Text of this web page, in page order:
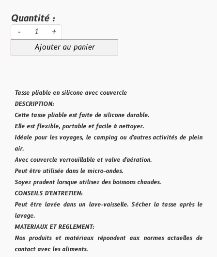
Quantité :
- +
Ajouter au panier
Tasse pliable en silicone avec couvercle
DESCRIPTION:
Cette tasse pliable est faite de silicone durable.
Elle est flexible, portable et facile à nettoyer.
Idéale pour les voyages, le camping ou d'autres activités de plein
air.
Avec couvercle verrouillable et valve d'aération.
Peut être utilisée dans le micro-ondes.
Soyez prudent lorsque utilisez des boissons chaudes.
CONSEILS D'ENTRETIEN:
Peut être lavée dans un lave-vaisselle. Sécher la tasse après le
lavage.
MATERIAUX ET REGLEMENT:
Nos produits et matériaux répondent aux normes actuelles de
contact avec les aliments.